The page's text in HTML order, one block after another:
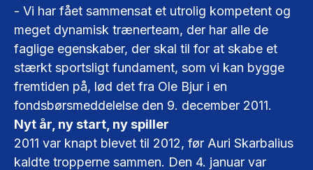
- Vi har fået sammensat et utrolig kompetent og
meget dynamisk trænerteam, der har alle de
faglige egenskaber, der skal til for at skabe et
stærkt sportsligt fundament, som vi kan bygge
fremtiden på, lød det fra Ole Bjur i en
fondsbørsmeddelelse den 9. december 2011.
Nyt år, ny start, ny spiller
2011 var knapt blevet til 2012, før Auri Skarbalius
kaldte tropperne sammen. Den 4. januar var